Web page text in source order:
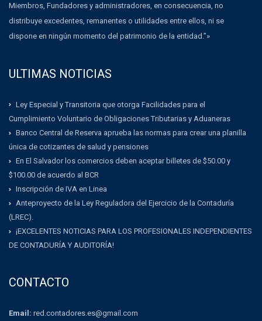
Miembros, Fundadores y administradores, en consecuencia, no
distribuye excedentes, remanentes o utilidades entre ellos, ni se
dispone en ningún momento del patrimonio de la entidad.”»
ULTIMAS NOTICIAS
Ley Especial y Transitoria que otorga Facilidades para el
Cumplimiento Voluntario de Obligaciones Tributarias y Aduaneras
Banco Central de Reserva aprueba las normas para crear una planilla
única de cotizantes de salud y pensiones
En El Salvador los comercios deben aceptar billetes de $50.00 y
$100.00 de acuerdo al BCR
Inscripción de IVA en Linea
Anteproyecto de la Ley Reguladora del Ejercicio de la Contaduría
(LREC).
¡EXCELENTES NOTICIAS PARA LOS PROFESIONALES INDEPENDIENTES
DE CONTADURÍA Y AUDITORÍA!
CONTACTO
Email: red.contadores.es@gmail.com